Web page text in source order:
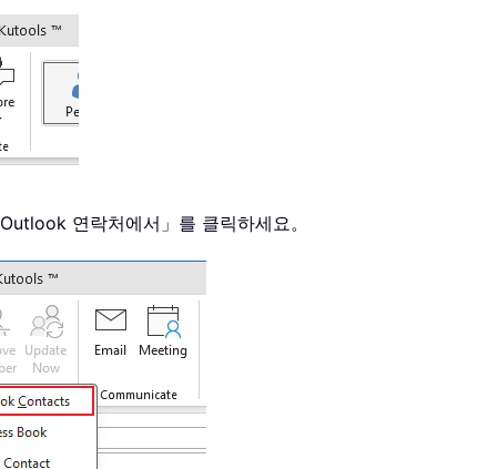
연락처에서」를 클릭하세요。